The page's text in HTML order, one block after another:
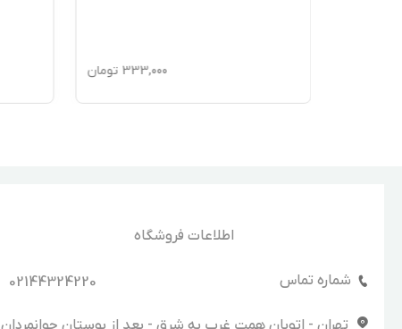
333,000 تومان
اطلاعات فروشگاه
شماره تماس 02144324220